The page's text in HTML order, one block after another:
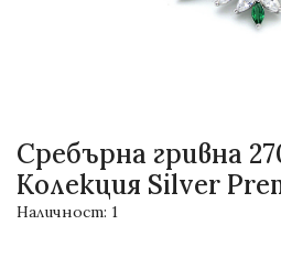
Сребърна гривна
Колекция Silver
Наличност: 1